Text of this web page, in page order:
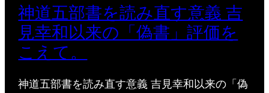
神道五部書を読み直す意義 吉
見幸和以来の「偽書」評価を
こえて。
神道五部書を読み直す意義 吉見幸和以来の「偽